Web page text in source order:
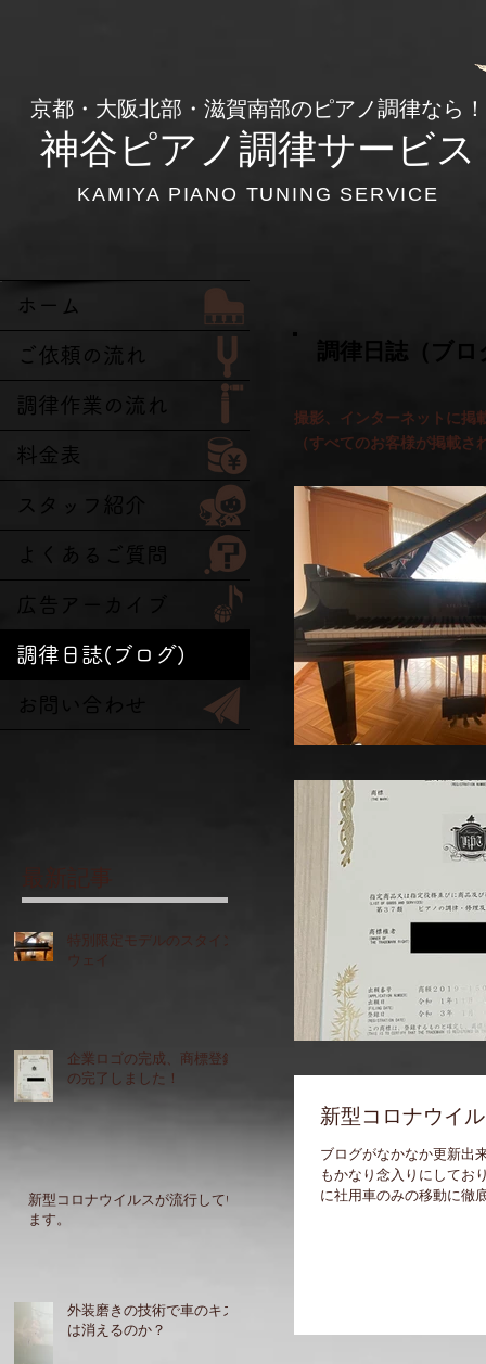
​京都・大阪北部・滋賀南部のピアノ調律なら！
神谷ピアノ調律サービス
KAMIYA PIANO TUNING SERVICE
調律日誌（ブ
撮影、インターネットに掲
（すべてのお客様が掲載
最新記事
特別限定モデルのスタイン
ウェイ
企業ロゴの完成、商標登録
の完了しました！
新型コロナウイルスが流行してい
ます。
外装磨きの技術で車のキズ
は消えるのか？
新型コロナウイ
ブログがなかなか更新出
もかなり念入りにしてお
に社用車のみの移動に徹
ホーム
ご依頼の流れ
調律作業の流れ
料金表
スタッフ紹介
よくあるご質問
調律日誌(ブログ)